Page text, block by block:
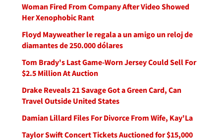
Woman Fired From Company After Video Showed
Her Xenophobic Rant
Floyd Mayweather le regala a un amigo un reloj de
diamantes de 250.000 dólares
Tom Brady's Last Game-Worn Jersey Could Sell For
$2.5 Million At Auction
Drake Reveals 21 Savage Got a Green Card, Can
Travel Outside United States
Damian Lillard Files For Divorce From Wife, Kay'La
Taylor Swift Concert Tickets Auctioned for $15,000